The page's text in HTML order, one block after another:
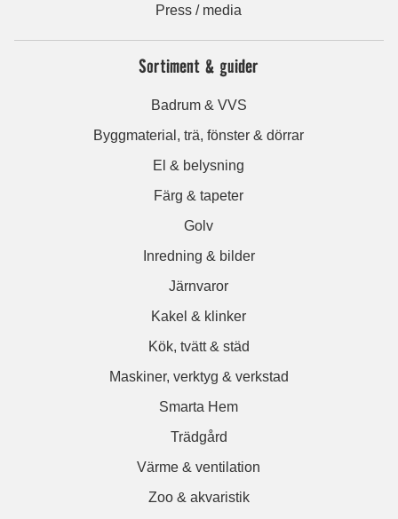
Press / media
Sortiment & guider
Badrum & VVS
Byggmaterial, trä, fönster & dörrar
El & belysning
Färg & tapeter
Golv
Inredning & bilder
Järnvaror
Kakel & klinker
Kök, tvätt & städ
Maskiner, verktyg & verkstad
Smarta Hem
Trädgård
Värme & ventilation
Zoo & akvaristik